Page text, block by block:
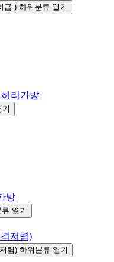
급 ) 하위분류 열기
리가방
방
열기
저렴)
렴) 하위분류 열기